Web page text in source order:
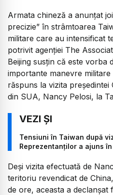
Armata chineză a anunțat
precizie” în strâmtoarea
militare care au intensificat
potrivit agenției The
Beijing susțin că este vorba
importante manevre
răspuns la vizita
din SUA, Nancy Pelosi, la
Tensiuni în Taiwan după
Reprezentanților a ajuns
Deși vizita efectuată de
teritoriu revendicat de
de ore, aceasta a declanșat